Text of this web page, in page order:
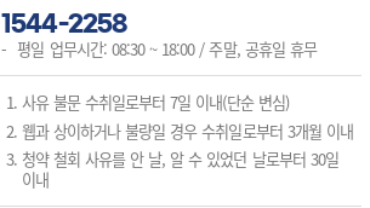
1544-2258
평일 업무시간: 08:30 ~ 18:00 / 주말, 공휴일 휴무
사유 불문 수취일로부터 7일 이내(단순 변심)
웹과 상이하거나 불량일 경우 수취일로부터 3개월 이내
청약 철회 사유를 안 날, 알 수 있었던 날로부터 30일
이내